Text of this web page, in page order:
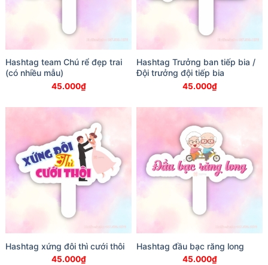
Hashtag team Chú rể đẹp trai
(có nhiều mẫu)
45.000₫
Hashtag Trưởng ban tiếp bia /
Đội trưởng đội tiếp bia
45.000₫
Hashtag xứng đôi thì cưới thôi
45.000₫
Hashtag đầu bạc răng long
45.000₫